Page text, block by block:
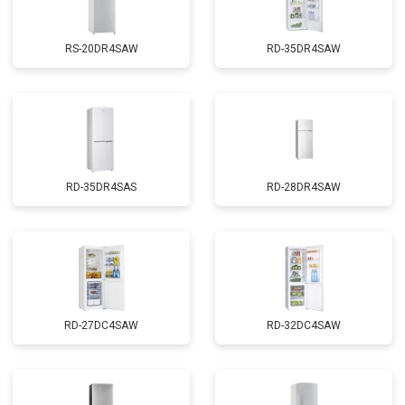
RS-20DR4SAW RD-35DR4SAW
RD-35DR4SAS RD-28DR4SAW
RD-27DC4SAW RD-32DC4SAW